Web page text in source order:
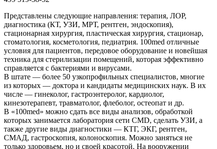
Представлены следующие направления: терапия, ЛОР,
диагностика (КТ, УЗИ, МРТ, рентген, эндоскопия),
стационарная хирургия, пластическая хирургия, стационар,
стоматология, косметология, педиатрия. 100med отличные
условия для пациентов, передовое оборудование и новейшая
техника для стерилизации помещений, которая эффективно
справляется с бактериями и вирусами.
В штате — более 50 узкопрофильных специалистов, многие
из которых — доктора и кандидаты медицинских наук. В их
числе — гинеколог, гастроэнтеролог, кардиолог,
кинезотерапевт, травматолог, флеболог, остеопат и др.
В «100med» можно сдать все виды анализов, обработкой
которых занимается лаборатория сети CMD, сделать УЗИ, а
также другие виды диагностики — КТГ, ЭКГ, рентген,
СМАД, гастроскопия, колоноскопия. Можно заняться не
только здоровьем, но и своей красотой. На вооружении